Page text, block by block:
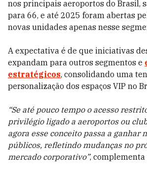
nos principais aeroportos do Brasil,
para 66, e até 2025 foram abertas
novas unidades apenas nesse
A expectativa é de que iniciativas
expandam para outros segmentos e
estratégicos, consolidando uma
personalização dos espaços VIP no
“Se até pouco tempo o acesso
privilégio ligado a aeroportos ou
agora esse conceito passa a ganhar
públicos, refletindo mudanças no
mercado corporativo”, complementa